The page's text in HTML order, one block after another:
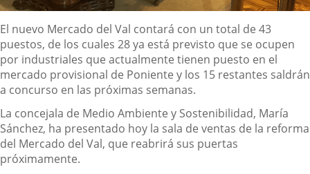
Descripción
El nuevo Mercado del Val contará con un total de 43
puestos, de los cuales 28 ya está previsto que se ocupen
por industriales que actualmente tienen puesto en el
mercado provisional de Poniente y los 15 restantes saldrán
a concurso en las próximas semanas.
La concejala de Medio Ambiente y Sostenibilidad, María
Sánchez, ha presentado hoy la sala de ventas de la reforma
del Mercado del Val, que reabrirá sus puertas
próximamente.